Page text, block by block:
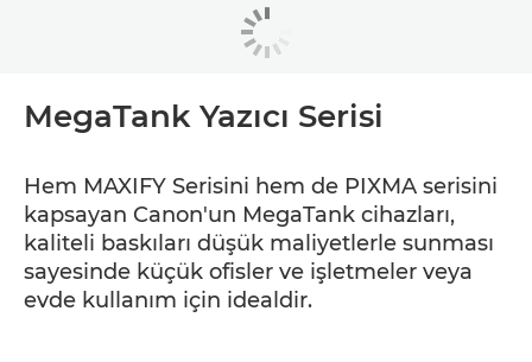
MegaTank Yazıcı Serisi
Hem MAXIFY Serisini hem de PIXMA serisini
kapsayan Canon'un MegaTank cihazları,
kaliteli baskıları düşük maliyetlerle sunması
sayesinde küçük ofisler ve işletmeler veya
evde kullanım için idealdir.